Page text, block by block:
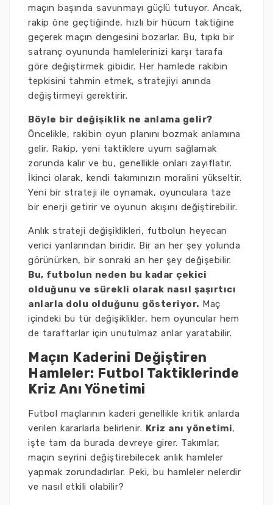
maçın başında savunmayı güçlü tutuyor. Ancak,
rakip öne geçtiğinde, hızlı bir hücum taktiğine
geçerek maçın dengesini bozarlar. Bu, tıpkı bir
satranç oyununda hamlelerinizi karşı tarafa
göre değiştirmek gibidir. Her hamlede rakibin
tepkisini tahmin etmek, stratejiyi anında
değiştirmeyi gerektirir.
Böyle bir değişiklik ne anlama gelir?
Öncelikle, rakibin oyun planını bozmak anlamına
gelir. Rakip, yeni taktiklere uyum sağlamak
zorunda kalır ve bu, genellikle onları zayıflatır.
İkinci olarak, kendi takımınızın moralini yükseltir.
Yeni bir strateji ile oynamak, oyunculara taze
bir enerji getirir ve oyunun akışını değiştirebilir.
Anlık strateji değişiklikleri, futbolun heyecan
verici yanlarından biridir. Bir an her şey yolunda
görünürken, bir sonraki an her şey değişebilir.
Bu, futbolun neden bu kadar çekici
olduğunu ve sürekli olarak nasıl şaşırtıcı
anlarla dolu olduğunu gösteriyor. Maç
içindeki bu tür değişiklikler, hem oyuncular hem
de taraftarlar için unutulmaz anlar yaratabilir.
Maçın Kaderini Değiştiren
Hamleler: Futbol Taktiklerinde
Kriz Anı Yönetimi
Futbol maçlarının kaderi genellikle kritik anlarda
verilen kararlarla belirlenir. Kriz anı yönetimi,
işte tam da burada devreye girer. Takımlar,
maçın seyrini değiştirebilecek anlık hamleler
yapmak zorundadırlar. Peki, bu hamleler nelerdir
ve nasıl etkili olabilir?